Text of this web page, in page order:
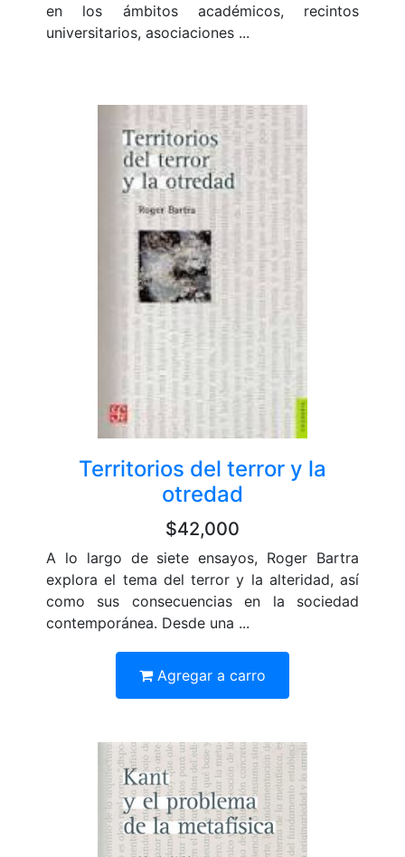
en los ámbitos académicos, recintos
universitarios, asociaciones ...
Territorios del terror y la
otredad
$42,000
A lo largo de siete ensayos, Roger Bartra
explora el tema del terror y la alteridad, así
como sus consecuencias en la sociedad
contemporánea. Desde una ...
Agregar a carro